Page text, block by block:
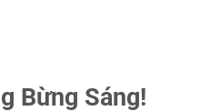
Bừng Sáng!